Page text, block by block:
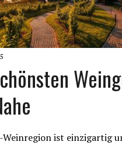
Weinregion ist einzigartig